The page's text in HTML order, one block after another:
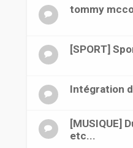
tommy
[SPORT]
Intégration
[MUSIQUE]
etc...